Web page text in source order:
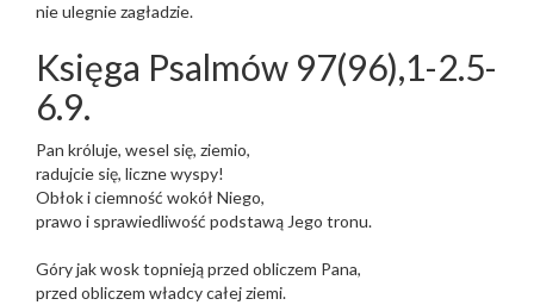
nie ulegnie zagładzie.
Księga Psalmów 97(96),1-2.5-
6.9.
Pan króluje, wesel się, ziemio,
radujcie się, liczne wyspy!
Obłok i ciemność wokół Niego,
prawo i sprawiedliwość podstawą Jego tronu.
Góry jak wosk topnieją przed obliczem Pana,
przed obliczem władcy całej ziemi.